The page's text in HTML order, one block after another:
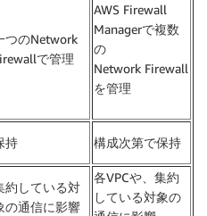
つのNetwork
で管理
AWS Firewall
Managerで複数
の
Network Firewall
を管理
持 構成次第で保持
約している対
の通信に影響
各VPCや、集約
している対象の